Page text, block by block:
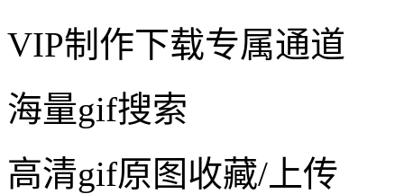
VIP制作下载专属通道
海量gif搜索
高清gif原图收藏/上传